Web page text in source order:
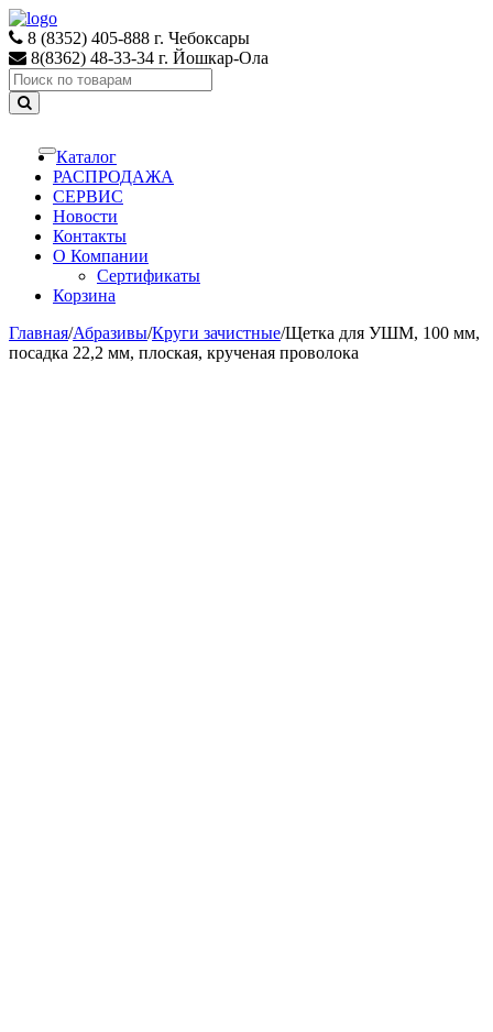
Skip
to
navigation
Skip
to
content
8 (8352) 405-888 г. Чебоксары
8(8362) 48-33-34 г. Йошкар-Ола
Search
for:
Toggle
navigation
Каталог
РАСПРОДАЖА
СЕРВИС
Новости
Контакты
О Компании
Сертификаты
Корзина
Главная/Абразивы/Круги зачистные/Щетка для УШМ, 100 мм,
посадка 22,2 мм, плоская, крученая проволока